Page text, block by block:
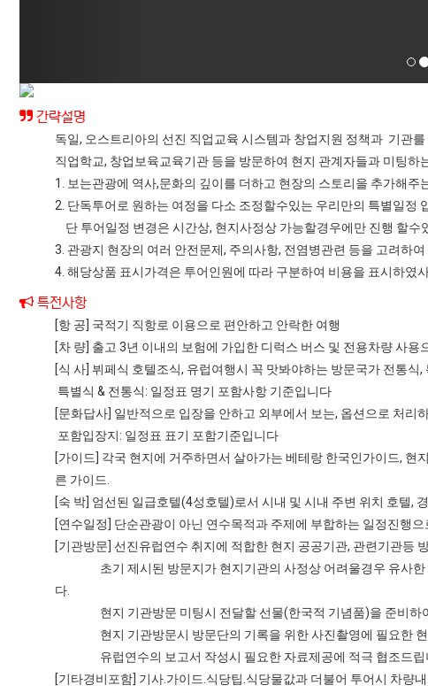
간략설명
독일, 오스트리아의 선진 직업교육 시스템과 창업지원 정책과 기관
직업학교, 창업보육교육기관 등을 방문하여 현지 관계자들과 미팅하
1. 보는관광에 역사,문화의 깊이를 더하고 현장의 스토리을 추가해주
2. 단독투어로 원하는 여정을 다소 조정할수있는 우리만의 특별일정
단 투어일정 변경은 시간상, 현지사정상 가능할경우에만 진행 할수
3. 관광지 현장의 여러 안전문제, 주의사항, 전염병관련 등을 고려하
4. 해당상품 표시가격은 투어인원에 따라 구분하여 비용을 표시하였
특전사항
[항 공] 국적기 직항로 이용으로 편안하고 안락한 여행
[차 량] 출고 3년 이내의 보험에 가입한 디럭스 버스 및 전용차량 사용
[식 사] 뷔페식 호텔조식, 유럽여행시 꼭 맛봐야하는 방문국가 전통식,
특별식 & 전통식: 일정표 명기 포함사항 기준입니다
[문화답사] 일반적으로 입장을 안하고 외부에서 보는, 옵션으로 처리
포함입장지: 일정표 표기 포함기준입니다
[가이드] 각국 현지에 거주하면서 살아가는 베테랑 한국인가이드, 현
른 가이드.
[숙 박] 엄선된 일급호텔(4성호텔)로서 시내 및 시내 주변 위치 호텔,
[연수일정] 단순관광이 아닌 연수목적과 주제에 부합하는 일정진행
[기관방문] 선진유럽연수 취지에 적합한 현지 공공기관, 관련기관등
초기 제시된 방문지가 현지기관의 사정상 어려울경우 유사한
다.
현지 기관방문 미팅시 전달할 선물(한국적 기념품)을 준비하여
현지 기관방문시 방문단의 기록을 위한 사진촬영에 필요한 현
유럽연수의 보고서 작성시 필요한 자료제공에 적극 협조드립
[기타경비포함] 기사.가이드.식당팁.식당물값과 더불어 투어시 차량